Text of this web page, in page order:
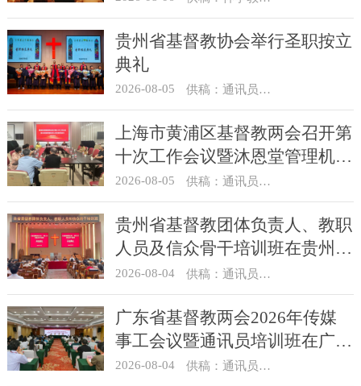
贵州省基督教协会举行圣职按立
典礼
2026-08-05 供稿：通讯员 杨菁
上海市黄浦区基督教两会召开第
十次工作会议暨沐恩堂管理机构
七月份联席会议
2026-08-05 供稿：通讯员 景健美
贵州省基督教团体负责人、教职
人员及信众骨干培训班在贵州圣
经学校举办
2026-08-04 供稿：通讯员 杨菁
广东省基督教两会2026年传媒
事工会议暨通讯员培训班在广州
举办
2026-08-04 供稿：通讯员 汪浩